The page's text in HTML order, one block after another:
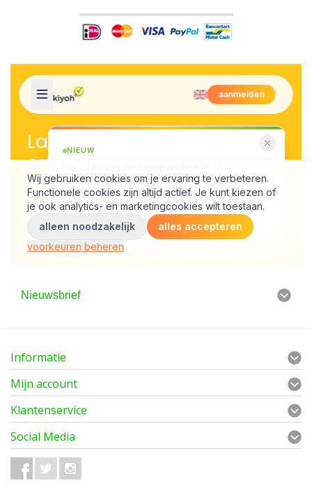
Nieuwsbrief
Informatie
Mijn account
Klantenservice
Social Media